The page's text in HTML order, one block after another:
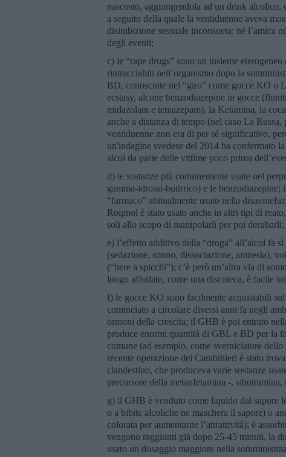
nascosto, aggiungendola ad un drink alcolico,
a seguito della quale la ventiduenne aveva
disinibizione sessuale inconsueta: né l’amica
degli eventi;
c) le “rape drugs” sono un insieme
rintracciabili nell’organismo dopo la
BD, conosciute nel “giro” come gocce KO o
ecstasy, alcune benzodiazepine in gocce
midazolam e temazepam), la Ketamina, la
anche a distanza di tempo (nel caso La
ventiduenne non era di per sé significativo,
un'indagine svedese del 2014 ha confermato
alcol da parte delle vittime poco prima
d) le sostanze più comunemente usate nel
gamma-idrossi-butirrico) e le
“farmaco” abitualmente usato nella
Roipnol è stato usato anche in altri tipi di
soli allo scopo di manipolarli per poi derubarli;
e) l’effetto additivo della “droga” all’alcol fa
(sedazione, sonno, dissociazione, amnesia),
(“bere a spicchi”); c’è però un’altra via di
luogo affollato, come una discoteca, è facile
f) le gocce KO sono facilmente acquistabili
cominciato a circolare diversi anni fa negli
ormoni della crescita; il GHB è poi entrato
produce enormi quantità di GBL e BD per la
comune (ad esempio, come sverniciatore
recente operazione dei Carabinieri è stato
clandestino, che produceva varie sostanze
precursore della metanfetamina -,
g) il GHB è venduto come liquido dal sapore
o a bibite alcoliche ne maschera il sapore) o
colorata per aumentarne l’attrattività); è
vengono raggiunti già dopo 25-45 minuti, la
usato un dosaggio maggiore nella